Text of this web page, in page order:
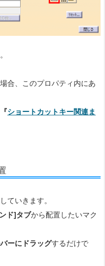
合、このプロパティ内にあ
『ショートカットキー関連ま
ていきます。
ド]タブから配置したいマク
ーにドラッグするだけで